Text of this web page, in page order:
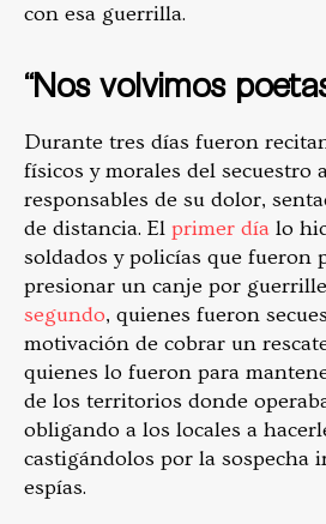
con esa guerrilla.
“Nos volvimos
Durante tres días fueron
físicos y morales del secuestro
responsables de su dolor,
de distancia. El primer día lo
soldados y policías que fueron
presionar un canje por
segundo, quienes fueron
motivación de cobrar un
quienes lo fueron para
de los territorios donde
obligando a los locales a
castigándolos por la sospecha
espías.